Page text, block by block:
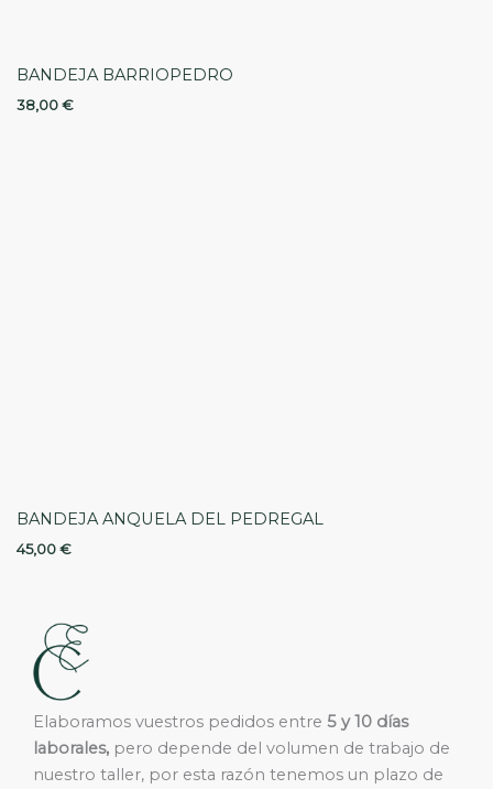
BANDEJA BARRIOPEDRO
38,00€
BANDEJA ANQUELA DEL PEDREGAL
45,00€
Elaboramos vuestros pedidos entre 5 y 10 días
laborales, pero depende del volumen de trabajo de
nuestro taller, por esta razón tenemos un plazo de